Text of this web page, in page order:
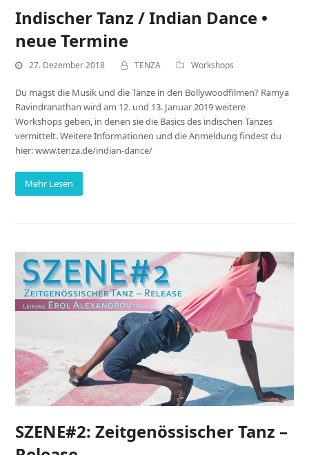
Indischer Tanz / Indian Dance •
neue Termine
27. Dezember 2018 TENZA Workshops
Du magst die Musik und die Tänze in den Bollywoodfilmen? Ramya
Ravindranathan wird am 12. und 13. Januar 2019 weitere
Workshops geben, in denen sie die Basics des indischen Tanzes
vermittelt. Weitere Informationen und die Anmeldung findest du
hier: www.tenza.de/indian-dance/
Mehr Lesen
SZENE#2: Zeitgenössischer Tanz –